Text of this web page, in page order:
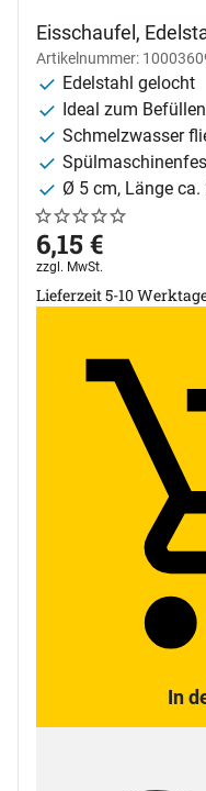
Eisschaufel,
Artikelnummer:
Edelstahl gelocht
Ideal zum
Schmelzwasser
Ø 5 cm, Länge ca.
Noch keine
0 Bewertungen
6,15€
Steuerhinweis:
zzgl. MwSt.
Lieferzeit 5-10
In